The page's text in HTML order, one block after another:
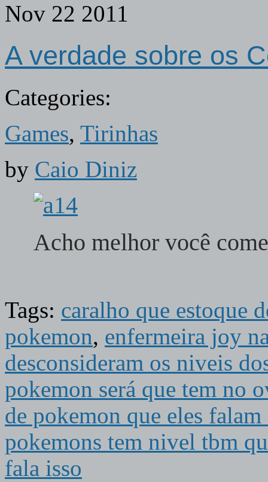
Nov 22 2011
A verdade sobre os
Categories:
Games, Tirinhas
by Caio Diniz
Acho melhor você
Tags: caralho que estoque
pokemon, enfermeira joy
desconsideram os niveis
pokemon será que tem no
de pokemon que eles
pokemons tem nivel tbm
fala isso